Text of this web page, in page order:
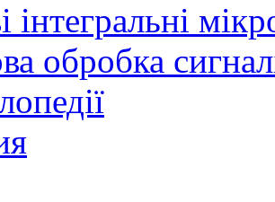
інтегральні
обробка